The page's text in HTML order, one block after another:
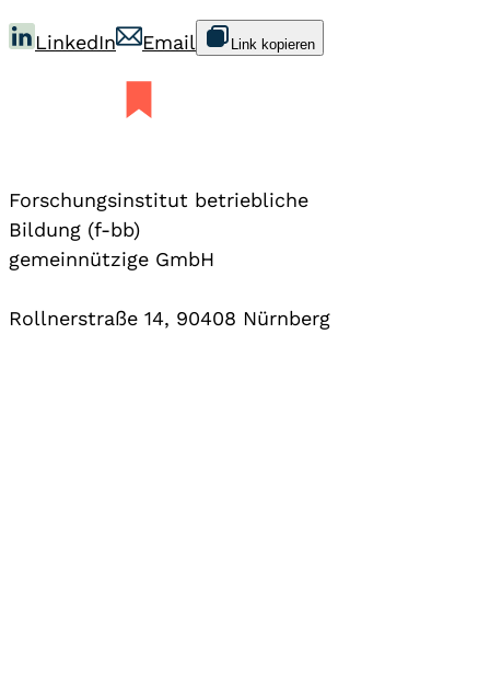
LinkedIn Email Link kopieren
Forschungsinstitut betriebliche
Bildung (f-bb)
gemeinnützige GmbH
Rollnerstraße 14, 90408 Nürnberg